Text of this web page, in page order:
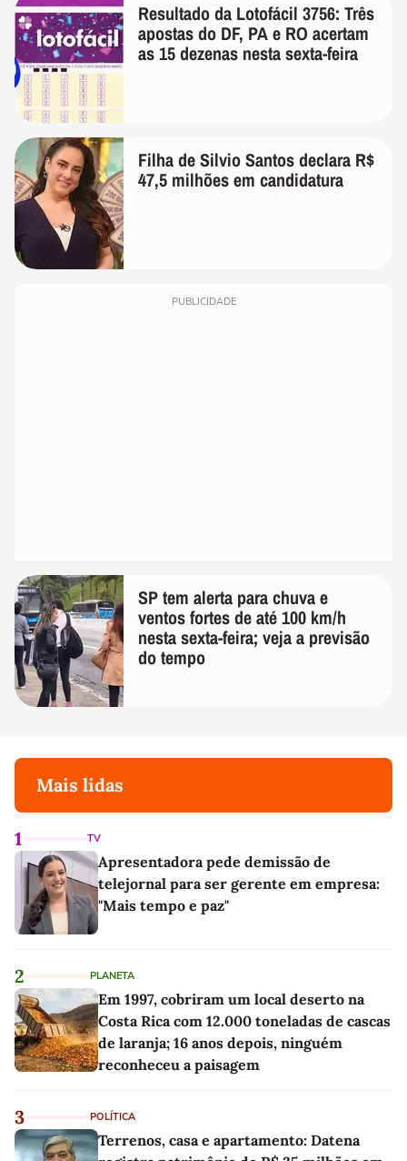
Resultado da Lotofácil 3756: Três
apostas do DF, PA e RO acertam
as 15 dezenas nesta sexta-feira
Filha de Silvio Santos declara R$
47,5 milhões em candidatura
PUBLICIDADE
SP tem alerta para chuva e
ventos fortes de até 100 km/h
nesta sexta-feira; veja a previsão
do tempo
Mais lidas
1 TV
Apresentadora pede demissão de
telejornal para ser gerente em empresa:
"Mais tempo e paz"
2 PLANETA
Em 1997, cobriram um local deserto na
Costa Rica com 12.000 toneladas de cascas
de laranja; 16 anos depois, ninguém
reconheceu a paisagem
3 POLÍTICA
Terrenos, casa e apartamento: Datena